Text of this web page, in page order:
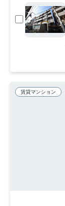
賃貸マンション